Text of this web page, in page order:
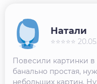
Повесили картинки в
банально простая,
небольших картин.
Натали
⭐⭐⭐⭐⭐